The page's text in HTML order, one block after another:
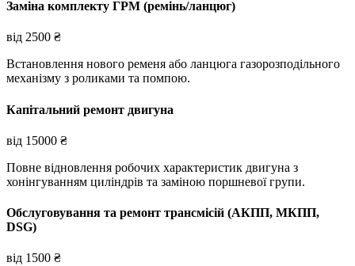
Заміна комплекту ГРМ (ремінь/ланцюг)
від 2500 ₴
Встановлення нового ременя або ланцюга газорозподільного
механізму з роликами та помпою.
Капітальний ремонт двигуна
від 15000 ₴
Повне відновлення робочих характеристик двигуна з
хонінгуванням циліндрів та заміною поршневої групи.
Обслуговування та ремонт трансмісій (АКПП, МКПП,
DSG)
від 1500 ₴